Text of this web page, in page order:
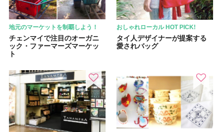
地元のマーケットを制覇しよう！
チェンマイで注目のオーガニ
ック・ファーマーズマーケッ
ト
おしゃれローカル HOT PICK!
タイ人デザイナーが提案する
愛されバッグ